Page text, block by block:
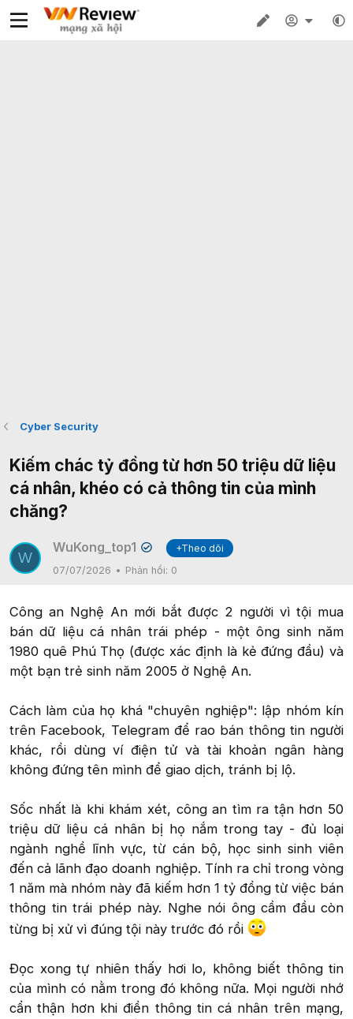
Cyber Security
Kiếm chác tỷ đồng từ hơn 50 triệu dữ liệu
cá nhân, khéo có cả thông tin của mình
chăng?
W
WuKong_top1 ✔
+Theo dõi
07/07/2026
Phản hồi: 0
Công an Nghệ An mới bắt được 2 người vì tội mua
bán dữ liệu cá nhân trái phép - một ông sinh năm
1980 quê Phú Thọ (được xác định là kẻ đứng đầu) và
một bạn trẻ sinh năm 2005 ở Nghệ An.
Cách làm của họ khá "chuyên nghiệp": lập nhóm kín
trên Facebook, Telegram để rao bán thông tin người
khác, rồi dùng ví điện tử và tài khoản ngân hàng
không đứng tên mình để giao dịch, tránh bị lộ.
Sốc nhất là khi khám xét, công an tìm ra tận hơn 50
triệu dữ liệu cá nhân bị họ nắm trong tay - đủ loại
ngành nghề lĩnh vực, từ cán bộ, học sinh sinh viên
đến cả lãnh đạo doanh nghiệp. Tính ra chỉ trong vòng
1 năm mà nhóm này đã kiếm hơn 1 tỷ đồng từ việc bán
thông tin trái phép này. Nghe nói ông cầm đầu còn
từng bị xử vì đúng tội này trước đó rồi
Đọc xong tự nhiên thấy hơi lo, không biết thông tin
của mình có nằm trong đó không nữa. Mọi người nhớ
cẩn thận hơn khi điền thông tin cá nhân trên mạng,